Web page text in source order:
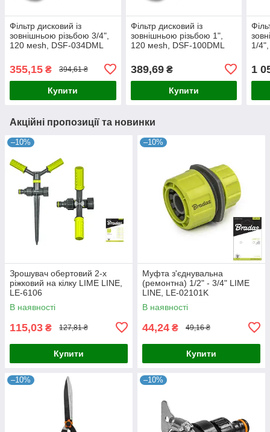
Фільтр дисковий із
зовнішньою різьбою 3/4",
120 мesh, DSF-034DML
355,15 ₴ 394,61 ₴
Купити
Фільтр дисковий із
зовнішньою різьбою 1",
120 мesh, DSF-100DML
389,69₴
Купити
1/
1
Акційні пропозиції та новинки
–10%
Зрошувач обертовий 2-х
ріжковий на кілку LIME LINE,
LE-6106
В наявності
115,03 ₴ 127,81 ₴
Купити
–10%
Муфта з'єднувальна
(ремонтна) 1/2" - 3/4" LIME
LINE, LE-02101K
В наявності
44,24 ₴ 49,16 ₴
Купити
–10% –10%